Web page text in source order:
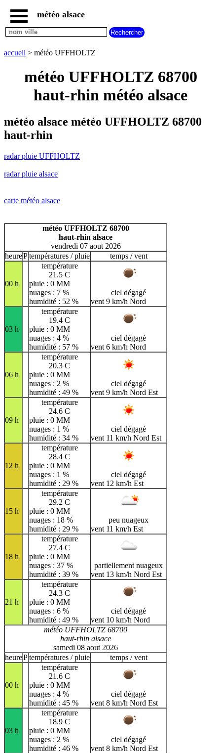
accueil
radar
UFFHOLTZ
alsace
carte
météo
météo
H
I J K L M
N
T
U
V
W X Y Z
météo alsace
accueil > météo UFFHOLTZ
météo UFFHOLTZ 68700
haut-rhin météo alsace
météo alsace météo UFFHOLTZ 68700
haut-rhin
radar pluie UFFHOLTZ
radar pluie alsace
carte météo alsace
météo UFFHOLTZ 68700
haut-rhin alsace
vendredi 07 aout 2026
heurePtempératures / pluie temps / vent
00 h
température
21.5 C
pluie : 0 MM
nuages : 7 %
humidité : 52 %
ciel dégagé
vent 9 km/h Nord
03 h
température
19.4 C
pluie : 0 MM
nuages : 4 %
humidité : 57 %
ciel dégagé
vent 6 km/h Nord
06 h
température
20.3 C
pluie : 0 MM
nuages : 2 %
humidité : 49 %
ciel dégagé
vent 9 km/h Nord Est
09 h
température
24.6 C
pluie : 0 MM
nuages : 1 %
humidité : 34 %
ciel dégagé
vent 11 km/h Nord Est
12 h
température
28.4 C
pluie : 0 MM
nuages : 1 %
humidité : 29 %
ciel dégagé
vent 12 km/h Est
15 h
température
29.2 C
pluie : 0 MM
nuages : 18 %
humidité : 29 %
peu nuageux
vent 11 km/h Est
18 h
température
27.4 C
pluie : 0 MM
nuages : 37 %
humidité : 39 %
partiellement nuageux
vent 13 km/h Nord Est
21 h
température
24.3 C
pluie : 0 MM
nuages : 6 %
humidité : 49 %
ciel dégagé
vent 10 km/h Nord
météo UFFHOLTZ 68700
haut-rhin alsace
samedi 08 aout 2026
heurePtempératures / pluie temps / vent
00 h
température
21.6 C
pluie : 0 MM
nuages : 4 %
humidité : 45 %
ciel dégagé
vent 8 km/h Nord Est
03 h
température
18.9 C
pluie : 0 MM
nuages : 2 %
humidité : 46 %
ciel dégagé
vent 8 km/h Nord Est